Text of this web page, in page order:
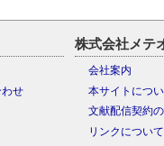
せ
株式会社メテ
会社案内
本サイトにつ
文献配信契約
リンクについて